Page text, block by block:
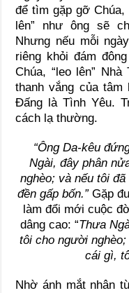
để tìm gặp gỡ
lên” như ông sẽ
Nhưng nếu mỗi
riêng khỏi đám
Chúa, “leo lên”
thanh vắng của
Đấng là Tình Yêu.
cách lạ thường.
“Ông Da-kêu
Ngài, đây phân
nghèo; và nếu tôi
đền gấp bốn.” Gặp
làm đổi mới cuộc
dâng cao: “Thưa
tôi cho người
cái gì,
Nhờ ánh mắt nhân